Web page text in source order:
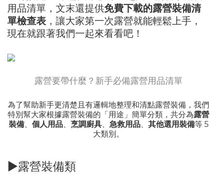
用品清單，文末還提供免費下載的露營裝備清
單檢查表 ，讓大家第一次露營就能輕鬆上手，
現在就跟著我們一起來看看吧！
露營要帶什麼？新手必備露營用品清單
為了幫助新手更清楚且有邏輯地整理和清點露營裝備，我們
特別幫大家根據露營裝備的「用途」簡單分類，共分為露營
裝備、 個人用品、 烹調廚具、 急救用品、 其他選用裝備等 5
大類別。
►露營裝備類